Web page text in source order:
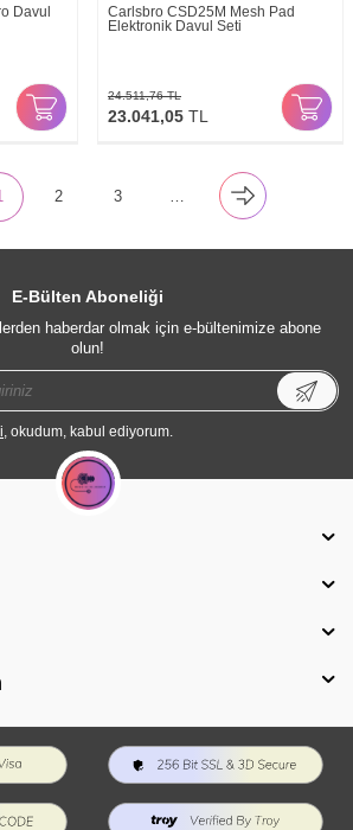
Davul
Carlsbro CSD25M Mesh Pad
Elektronik Davul Seti
24.511,76TL
23.041,05 TL
2 3 …
E-Bülten Aboneliği
haberdar olmak için e-bültenimize abone
olun!
, okudum, kabul ediyorum.